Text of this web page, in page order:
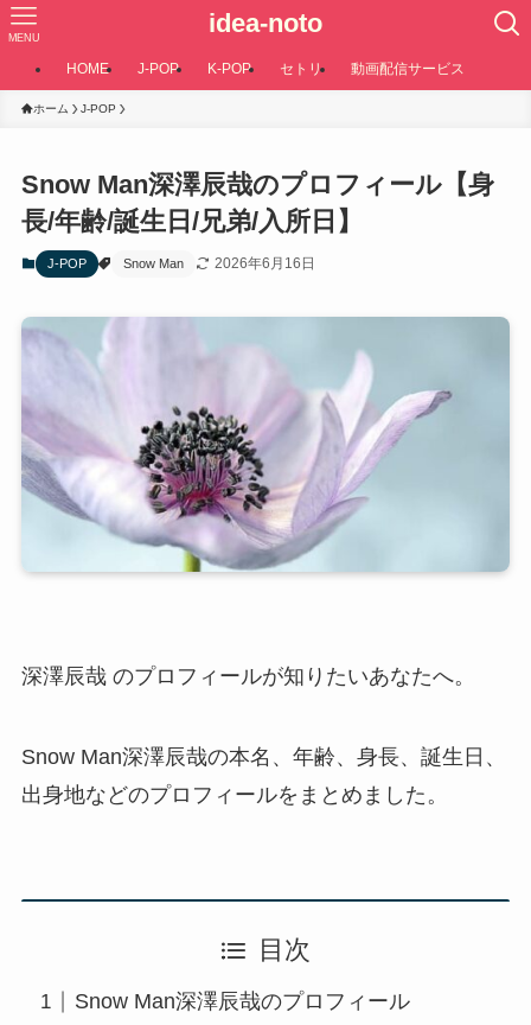
idea-noto
MENU
HOME J-POP K-POP セトリ 動画配信サービス
ホーム J-POP
Snow Man深澤辰哉のプロフィール【身
長/年齢/誕生日/兄弟/入所日】
J-POP Snow Man 2026年6月16日
深澤辰哉 のプロフィールが知りたいあなたへ。
Snow Man深澤辰哉の本名、年齢、身長、誕生日、
出身地などのプロフィールをまとめました。
目次
Snow Man深澤辰哉のプロフィール